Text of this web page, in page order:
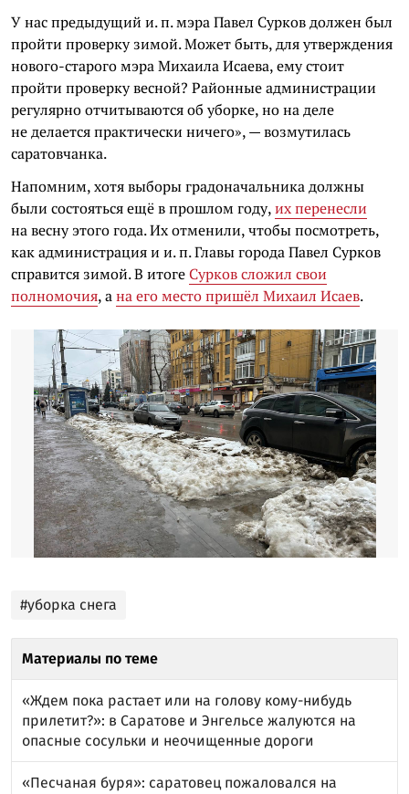
У нас предыдущий и. п. мэра Павел Сурков должен был
пройти проверку зимой. Может быть, для утверждения
нового-старого мэра Михаила Исаева, ему стоит
пройти проверку весной? Районные администрации
регулярно отчитываются об уборке, но на деле
не делается практически ничего», — возмутилась
саратовчанка.
Напомним, хотя выборы градоначальника должны
были состояться ещё в прошлом году,их перенесли
на весну этого года. Их отменили, чтобы посмотреть,
как администрация и и. п. Главы города Павел Сурков
справится зимой. В итогеСурков сложил свои
полномочия, ана его место пришёл Михаил Исаев.
#уборка снега
Материалы по теме
«Ждем пока растает или на голову кому-нибудь
прилетит?»: в Саратове и Энгельсе жалуются на
опасные сосульки и неочищенные дороги
«Песчаная буря»: саратовец пожаловался на